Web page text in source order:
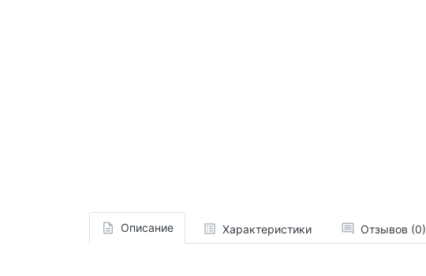
Описание Характеристики Отзывов (0)